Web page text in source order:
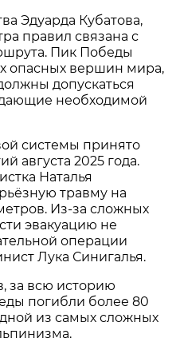
Эдуарда Кубатова,
правил связана с
Пик Победы
опасных вершин мира,
допускаться
необходимой
системы принято
августа 2025 года.
Наталья
травму на
Из-за сложных
эвакуацию не
операции
Лука Синигалья.
за всю историю
погибли более 80
из самых сложных